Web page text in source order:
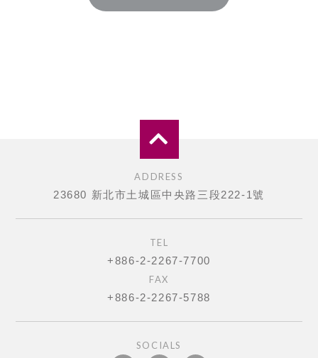
ADDRESS
23680 新北市土城區中央路三段222-1號
TEL
+886-2-2267-7700
FAX
+886-2-2267-5788
SOCIALS